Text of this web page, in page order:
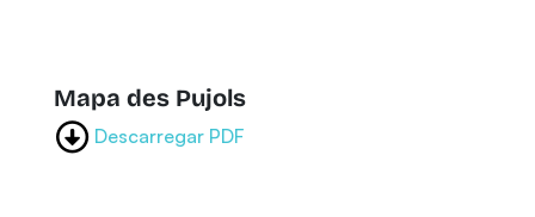
Mapa des Pujols
Descarregar PDF